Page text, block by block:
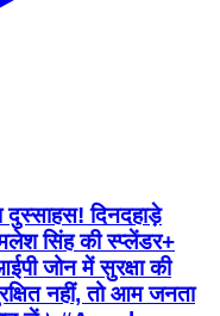
दिनदहाड़े
सिंह की स्प्लेंडर+
जोन में सुरक्षा की
नहीं, तो आम जनता